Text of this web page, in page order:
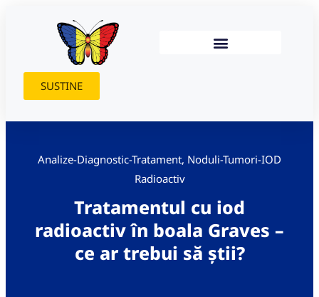
SUSTINE
Analize-Diagnostic-Tratament, Noduli-Tumori-IOD
Radioactiv
Tratamentul cu iod
radioactiv în boala Graves –
ce ar trebui să știi?